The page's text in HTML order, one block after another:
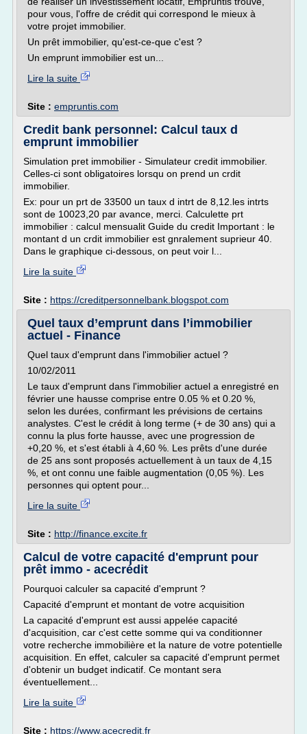
pour vous, l'offre de crédit qui correspond le mieux à
votre projet immobilier.
Un prêt immobilier, qu'est-ce-que c'est ?
Un emprunt immobilier est un...
Lire la suite
Site : empruntis.com
Credit bank personnel: Calcul taux d
emprunt immobilier
Simulation pret immobilier - Simulateur credit immobilier.
Celles-ci sont obligatoires lorsqu on prend un crdit
immobilier.
Ex: pour un prt de 33500 un taux d intrt de 8,12.les intrts
sont de 10023,20 par avance, merci. Calculette prt
immobilier : calcul mensualit Guide du credit Important : le
montant d un crdit immobilier est gnralement suprieur 40.
Dans le graphique ci-dessous, on peut voir l...
Lire la suite
Site : https://creditpersonnelbank.blogspot.com
Quel taux d’emprunt dans l’immobilier
actuel - Finance
Quel taux d'emprunt dans l'immobilier actuel ?
10/02/2011
Le taux d'emprunt dans l'immobilier actuel a enregistré en
février une hausse comprise entre 0.05 % et 0.20 %,
selon les durées, confirmant les prévisions de certains
analystes. C'est le crédit à long terme (+ de 30 ans) qui a
connu la plus forte hausse, avec une progression de
+0,20 %, et s'est établi à 4,60 %. Les prêts d'une durée
de 25 ans sont proposés actuellement à un taux de 4,15
%, et ont connu une faible augmentation (0,05 %). Les
personnes qui optent pour...
Lire la suite
Site : http://finance.excite.fr
Calcul de votre capacité d'emprunt pour
prêt immo - acecrédit
Pourquoi calculer sa capacité d'emprunt ?
Capacité d'emprunt et montant de votre acquisition
La capacité d'emprunt est aussi appelée capacité
d'acquisition, car c'est cette somme qui va conditionner
votre recherche immobilière et la nature de votre potentielle
acquisition. En effet, calculer sa capacité d'emprunt permet
d'obtenir un budget indicatif. Ce montant sera
éventuellement...
Lire la suite
Site : https://www.acecredit.fr